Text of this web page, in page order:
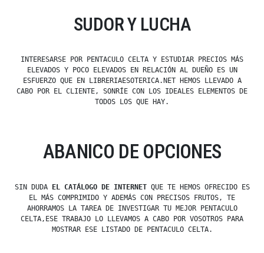
SUDOR Y LUCHA
INTERESARSE POR PENTACULO CELTA Y ESTUDIAR PRECIOS MÁS
ELEVADOS Y POCO ELEVADOS EN RELACIÓN AL DUEÑO ES UN
ESFUERZO QUE EN LIBRERIAESOTERICA.NET HEMOS LLEVADO A
CABO POR EL CLIENTE, SONRÍE CON LOS IDEALES ELEMENTOS DE
TODOS LOS QUE HAY.
ABANICO DE OPCIONES
SIN DUDA EL CATÁLOGO DE INTERNETQUE TE HEMOS OFRECIDO ES
EL MÁS COMPRIMIDO Y ADEMÁS CON PRECISOS FRUTOS, TE
AHORRAMOS LA TAREA DE INVESTIGAR TU MEJOR PENTACULO
CELTA,ESE TRABAJO LO LLEVAMOS A CABO POR VOSOTROS PARA
MOSTRAR ESE LISTADO DE PENTACULO CELTA.